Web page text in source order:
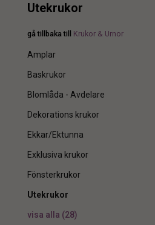
Utekrukor
gå tillbaka till Krukor & Urnor
Amplar
Baskrukor
Blomlåda - Avdelare
Dekorations krukor
Ekkar/Ektunna
Exklusiva krukor
Fönsterkrukor
Utekrukor
visa alla (28)